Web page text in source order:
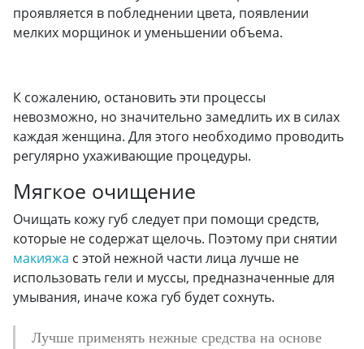
проявляется в побледнении цвета, появлении
мелких морщинок и уменьшении объема.
К сожалению, остановить эти процессы
невозможно, но значительно замедлить их в силах
каждая женщина. Для этого необходимо проводить
регулярно ухаживающие процедуры.
Мягкое очищение
Очищать кожу губ следует при помощи средств,
которые не содержат щелочь. Поэтому при снятии
макияжа с этой нежной части лица лучше не
использовать гели и муссы, предназначенные для
умывания, иначе кожа губ будет сохнуть.
Лучше применять нежные средства на основе